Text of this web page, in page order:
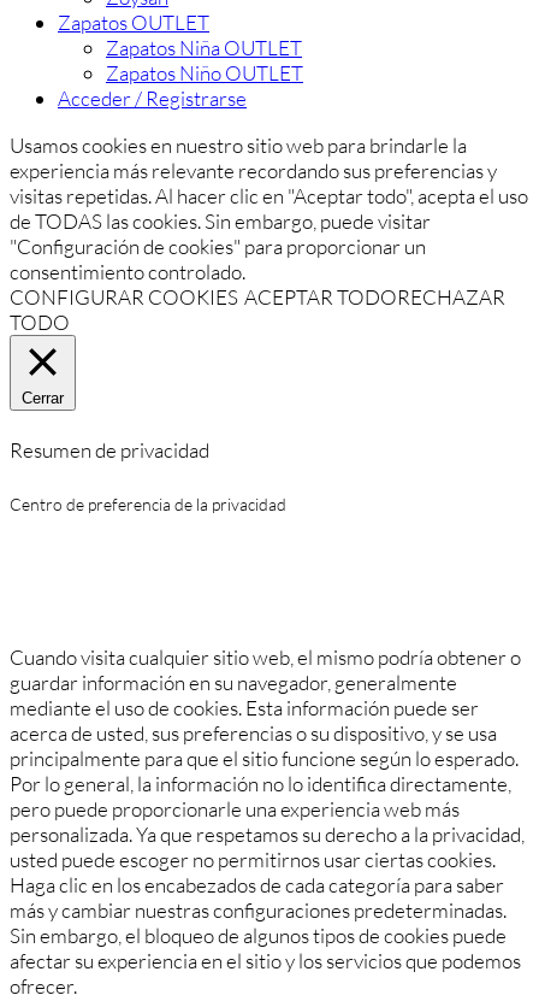
Zapatos OUTLET
Zapatos Niña OUTLET
Zapatos Niño OUTLET
Acceder / Registrarse
Usamos cookies en nuestro sitio web para brindarle la
experiencia más relevante recordando sus preferencias y
visitas repetidas. Al hacer clic en "Aceptar todo", acepta el uso
de TODAS las cookies. Sin embargo, puede visitar
"Configuración de cookies" para proporcionar un
consentimiento controlado.
CONFIGURAR COOKIES ACEPTAR TODORECHAZAR
TODO
Cerrar
Resumen de privacidad
Centro de preferencia de la privacidad
Cuando visita cualquier sitio web, el mismo podría obtener o
guardar información en su navegador, generalmente
mediante el uso de cookies. Esta información puede ser
acerca de usted, sus preferencias o su dispositivo, y se usa
principalmente para que el sitio funcione según lo esperado.
Por lo general, la información no lo identifica directamente,
pero puede proporcionarle una experiencia web más
personalizada. Ya que respetamos su derecho a la privacidad,
usted puede escoger no permitirnos usar ciertas cookies.
Haga clic en los encabezados de cada categoría para saber
más y cambiar nuestras configuraciones predeterminadas.
Sin embargo, el bloqueo de algunos tipos de cookies puede
afectar su experiencia en el sitio y los servicios que podemos
ofrecer.